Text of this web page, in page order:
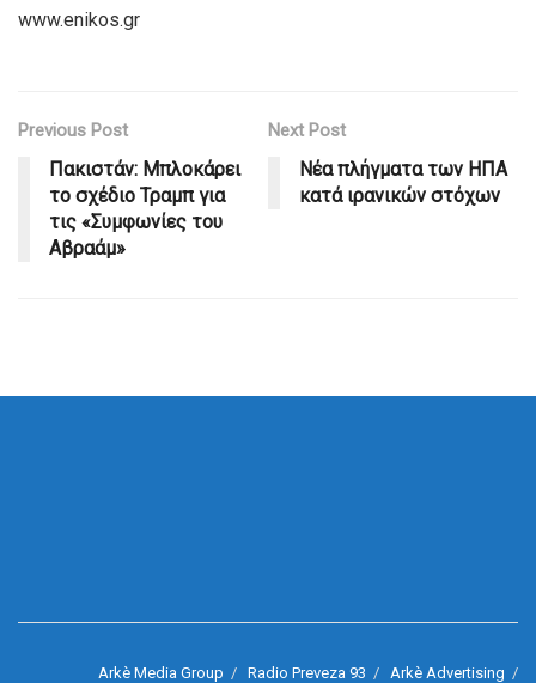
www.enikos.gr
Previous Post
Πακιστάν: Μπλοκάρει
το σχέδιο Τραμπ για
τις «Συμφωνίες του
Αβραάμ»
Next Post
Νέα πλήγματα των ΗΠΑ
κατά ιρανικών στόχων
Arkè Media Group Radio Preveza 93
Arkè Advertising